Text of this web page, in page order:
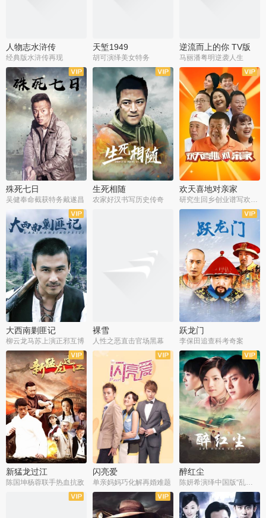
人物志水浒传
经典版水浒传再现
天堑1949
胡可演绎美女特务
逆流而上的你 TV版
马丽潘粤明逆袭人生
全34集
殊死七日
吴健奉命截获特务戴遂昌
全21集
生死相随
农家好汉书写历史传奇
全35集
欢天喜地对亲家
大西南剿匪记
柳云龙马苏上演正邪互博
裸雪
人性之恶直击官场黑幕
全30集
跃龙门
李保田追查科考奇案
全36集
新猛龙过江
陈国坤杨蓉联手热血抗敌
全37集
闪亮爱
单亲妈妈巧化解再婚难题
全30集
醉红尘
陈妍希演绎中国版“乱世佳人”
全30集 全30集